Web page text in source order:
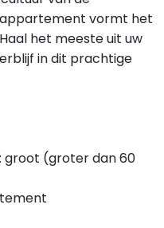
vormt het
het meeste uit uw
in dit prachtige
groot (groter dan 60